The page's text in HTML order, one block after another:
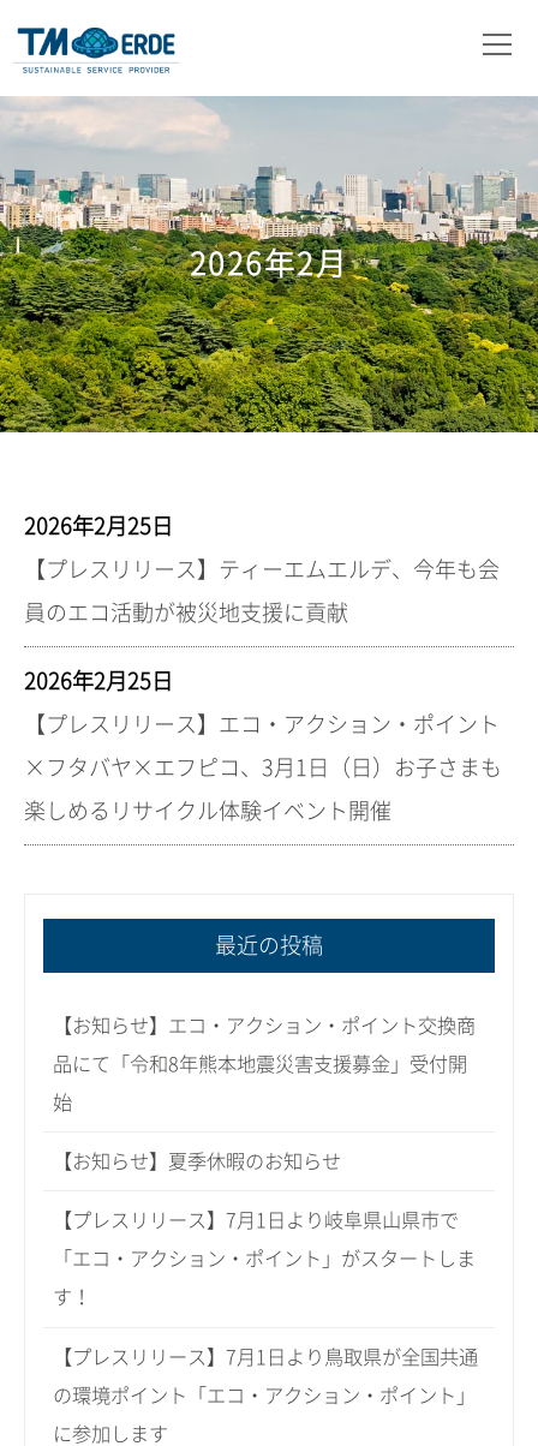
事業内容
取扱製品
ニュース
お問い合わせ
2026年2月
2026年2月25日
【プレスリリース】ティーエムエルデ、今年も会
員のエコ活動が被災地支援に貢献
2026年2月25日
【プレスリリース】エコ・アクション・ポイント
×フタバヤ×エフピコ、3月1日（日）お子さまも
楽しめるリサイクル体験イベント開催
最近の投稿
【お知らせ】エコ・アクション・ポイント交換商
品にて「令和8年熊本地震災害支援募金」受付開
始
【お知らせ】夏季休暇のお知らせ
【プレスリリース】7月1日より岐阜県山県市で
「エコ・アクション・ポイント」がスタートしま
す！
【プレスリリース】7月1日より鳥取県が全国共通
の環境ポイント「エコ・アクション・ポイント」
に参加します